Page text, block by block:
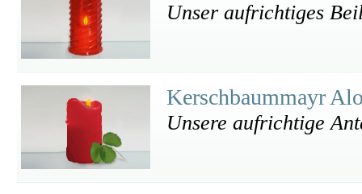
Unser aufrichtiges
Kerschbaummayr
Unsere aufrichtige